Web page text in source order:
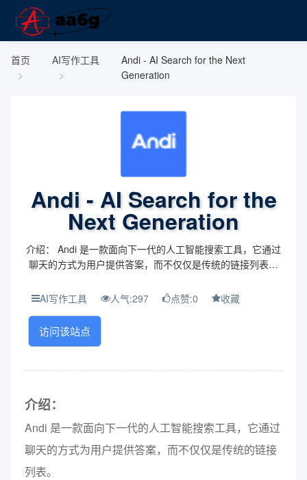
首页 AI写作工具
Andi - AI Search for the Next
Generation
Andi - AI Search for the
Next Generation
介绍： Andi 是一款面向下一代的人工智能搜索工具，它通过
聊天的方式为用户提供答案，而不仅仅是传统的链接列表。
搜索体验。与传统搜索引擎不同，Andi 采用...
AI写作工具 人气:297 点赞:0 收藏
访问该站点
介绍：
Andi 是一款面向下一代的人工智能搜索工具，它通过
聊天的方式为用户提供答案，而不仅仅是传统的链接
列表。